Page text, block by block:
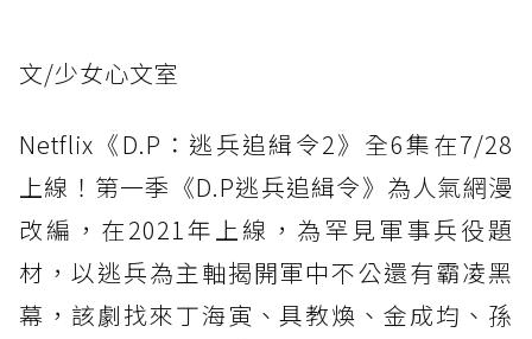
文/少女心文室
Netflix《D.P：逃兵追緝令2》全6集在7/28
上線！第一季《D.P逃兵追緝令》為人氣網漫
改編，在2021年上線，為罕見軍事兵役題
材，以逃兵為主軸揭開軍中不公還有霸凌黑
幕，該劇找來丁海寅、具教煥、金成均、孫